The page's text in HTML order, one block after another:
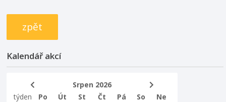
zpět
Kalendář akcí
Srpen 2026
týden
Po Út St Čt Pá So
Ne